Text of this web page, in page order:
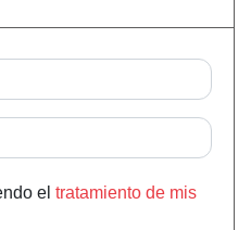
el tratamiento de mis